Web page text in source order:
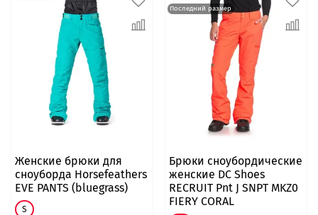
Женские брюки для
сноуборда Horsefeathers
EVE PANTS (bluegrass)
S
Последний размер
Брюки сноубордические
женские DC Shoes
RECRUIT Pnt J SNPT MKZ0
FIERY CORAL